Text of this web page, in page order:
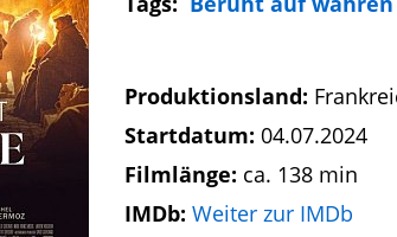
Produktionsland:
Startdatum: 04.07.2024
Filmlänge: ca. 138 min
IMDb: Weiter zur IMDb